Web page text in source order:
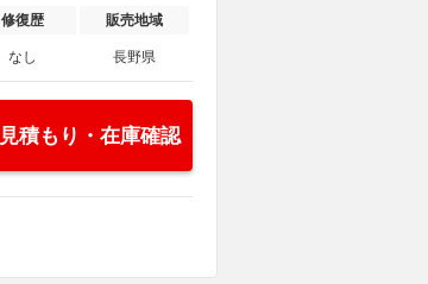
修復歴 販売地域
なし 長野県
見積もり・在庫確認